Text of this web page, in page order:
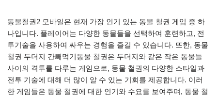
동물철권2 모바일은 현재 가장 인기 있는 동물 철권 게임 중 하
나입니다. 플레이어는 다양한 동물들을 선택하여 훈련하고, 전
투기술을 사용하여 싸우는 경험을 즐길 수 있습니다. 또한, 동물
철권 두더지 간빼먹기동물 철권은 두더지와 같은 작은 동물들
사이의 격투를 다루는 게임으로, 동물 철권의 다양한 스타일과
전투 기술에 대해 더 많이 알 수 있는 기회를 제공합니다. 이러
한 게임들은 동물 철권에 대한 인기와 수요를 보여주며, 동물 철